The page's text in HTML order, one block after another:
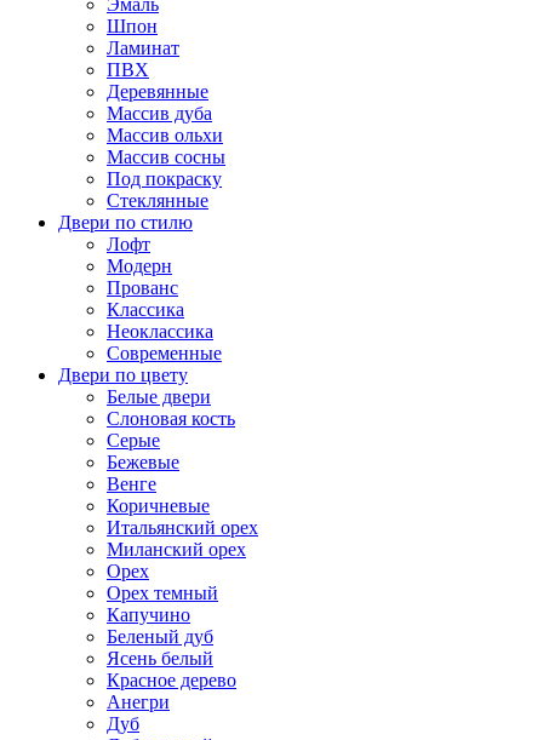
Эмаль
Шпон
Ламинат
ПВХ
Деревянные
Массив дуба
Массив ольхи
Массив сосны
Под покраску
Стеклянные
Двери по стилю
Лофт
Модерн
Прованс
Классика
Неоклассика
Современные
Двери по цвету
Белые двери
Слоновая кость
Серые
Бежевые
Венге
Коричневые
Итальянский орех
Миланский орех
Орех
Орех темный
Капучино
Беленый дуб
Ясень белый
Красное дерево
Анегри
Дуб